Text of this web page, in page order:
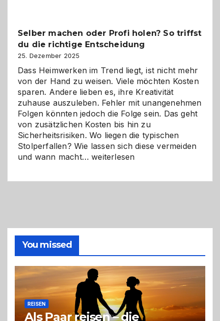
Herausforderungen
und
Zukunft
Selber machen oder Profi holen? So triffst
du die richtige Entscheidung
25. Dezember 2025
Dass Heimwerken im Trend liegt, ist nicht mehr
von der Hand zu weisen. Viele möchten Kosten
sparen. Andere lieben es, ihre Kreativität
zuhause auszuleben. Fehler mit unangenehmen
Folgen könnten jedoch die Folge sein. Das geht
von zusätzlichen Kosten bis hin zu
Sicherheitsrisiken. Wo liegen die typischen
Stolperfallen? Wie lassen sich diese vermeiden
und wann macht…Selber
richtige
Entscheidung
weiterlesen
You missed
REISEN
Als Paar reisen – die